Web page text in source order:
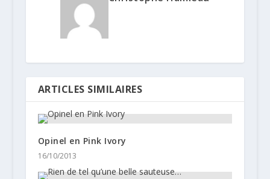
ARTICLES SIMILAIRES
Opinel en Pink Ivory
16/10/2013